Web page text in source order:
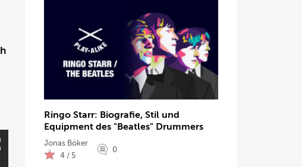
Ringo Starr: Biografie, Stil und
Equipment des "Beatles" Drummers
Jonas Böker
4 / 5
0